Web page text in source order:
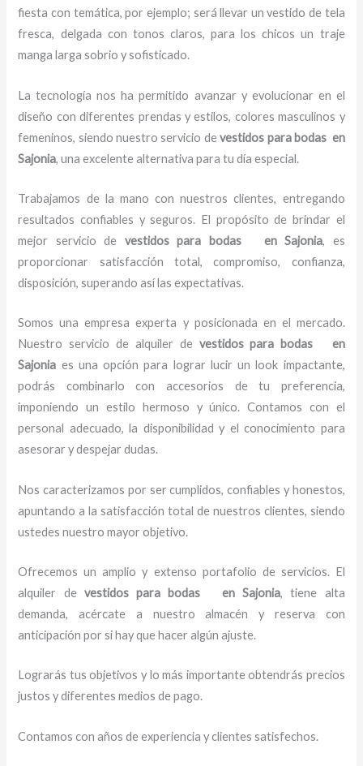
fiesta con temática, por ejemplo; será llevar un vestido de tela
fresca, delgada con tonos claros, para los chicos un traje
manga larga sobrio y sofisticado.
La tecnología nos ha permitido avanzar y evolucionar en el
diseño con diferentes prendas y estilos, colores masculinos y
femeninos, siendo nuestro servicio devestidos para bodas en
Sajonia, una excelente alternativa para tu día especial.
Trabajamos de la mano con nuestros clientes, entregando
resultados confiables y seguros. El propósito de brindar el
mejor servicio de vestidos para bodas en Sajonia, es
proporcionar satisfacción total, compromiso, confianza,
disposición, superando así las expectativas.
Somos una empresa experta y posicionada en el mercado.
Nuestro servicio de alquiler de vestidos para bodas en
Sajonia es una opción para lograr lucir un look impactante,
podrás combinarlo con accesorios de tu preferencia,
imponiendo un estilo hermoso y único.Contamos con el
personal adecuado, la disponibilidad y el conocimiento para
asesorar y despejar dudas.
Nos caracterizamos por ser cumplidos, confiables y honestos,
apuntando a la satisfacción total de nuestros clientes, siendo
ustedes nuestro mayor objetivo.
Ofrecemos un amplio y extenso portafolio de servicios. El
alquiler de vestidos para bodas en Sajonia, tiene alta
demanda, acércate a nuestro almacén y reserva con
anticipación por si hay que hacer algún ajuste.
Lograrás tus objetivos y lo más importante obtendrás precios
justos y diferentes medios de pago.
Contamos con años de experiencia y clientes satisfechos.